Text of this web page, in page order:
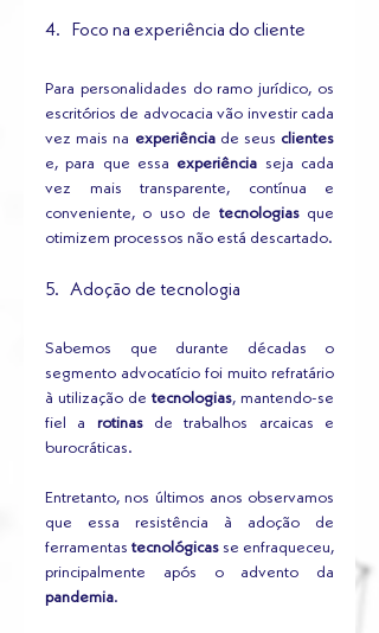
4.   Foco na experiência do cliente
Para personalidades do ramo jurídico, os
escritórios de advocacia vão investir cada
vez mais na experiência de seus clientes
e, para que essa experiência seja cada
vez mais transparente, contínua e
conveniente, o uso de tecnologias que
otimizem processos não está descartado.
5.   Adoção de tecnologia
Sabemos que durante décadas o
segmento advocatício foi muito refratário
à utilização de tecnologias, mantendo-se
fiel a rotinas de trabalhos arcaicas e
burocráticas.
Entretanto, nos últimos anos observamos
que essa resistência à adoção de
ferramentas tecnológicas se enfraqueceu,
pandemia.